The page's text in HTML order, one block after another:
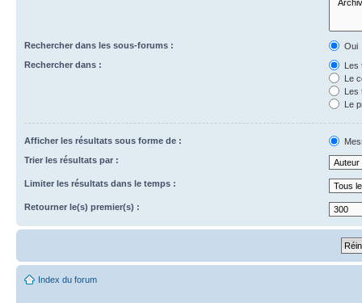
Rechercher dans les sous-forums :
Oui
Rechercher dans :
Les
Le
Les
Le
Afficher les résultats sous forme de :
Trier les résultats par :
Limiter les résultats dans le temps :
Retourner le(s) premier(s) :
Index du forum